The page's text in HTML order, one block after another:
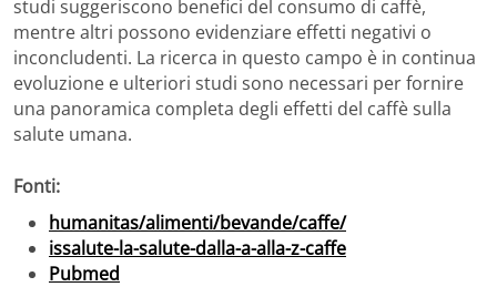
studi suggeriscono benefici del consumo di caffè,
mentre altri possono evidenziare effetti negativi o
inconcludenti. La ricerca in questo campo è in continua
evoluzione e ulteriori studi sono necessari per fornire
una panoramica completa degli effetti del caffè sulla
salute umana.
Fonti:
humanitas/alimenti/bevande/caffe/
issalute-la-salute-dalla-a-alla-z-caffe
Pubmed